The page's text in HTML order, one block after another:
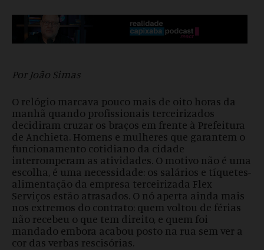
Por João Simas
O relógio marcava pouco mais de oito horas da
manhã quando profissionais terceirizados
decidiram cruzar os braços em frente à Prefeitura
de Anchieta. Homens e mulheres que garantem o
funcionamento cotidiano da cidade
interromperam as atividades. O motivo não é uma
escolha, é uma necessidade: os salários e tíquetes-
alimentação da empresa terceirizada Flex
Serviços estão atrasados. O nó aperta ainda mais
nos extremos do contrato: quem voltou de férias
não recebeu o que tem direito, e quem foi
mandado embora acabou posto na rua sem ver a
cor das verbas rescisórias.